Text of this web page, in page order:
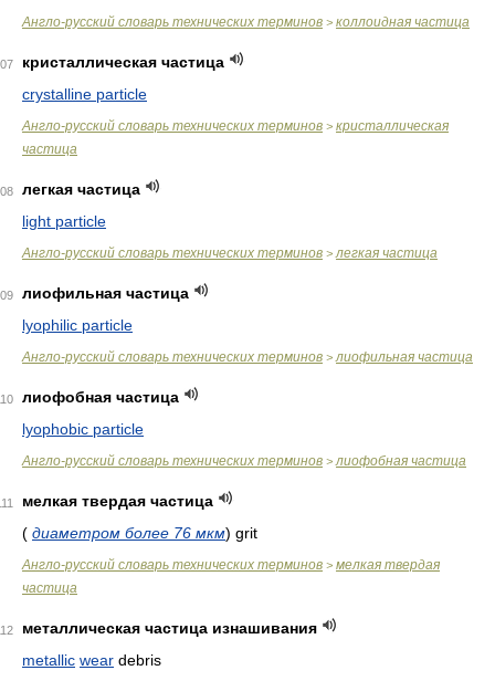
Англо-русский словарь технических терминов > коллоидная частица
кристаллическая частица
crystalline particle
Англо-русский словарь технических терминов > кристаллическая
частица
легкая частица
light particle
Англо-русский словарь технических терминов > легкая частица
лиофильная частица
lyophilic particle
Англо-русский словарь технических терминов > лиофильная частица
лиофобная частица
lyophobic particle
Англо-русский словарь технических терминов > лиофобная частица
мелкая твердая частица
( диаметром более 76 мкм) grit
Англо-русский словарь технических терминов > мелкая твердая
частица
металлическая частица изнашивания
metallic wear debris